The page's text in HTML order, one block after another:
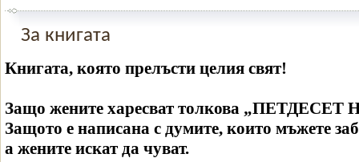
За книгата
Книгата, която прелъсти целия свят!
Защо жените харесват толкова
Защото е написана с думите, които мъжете
а жените искат да чуват.